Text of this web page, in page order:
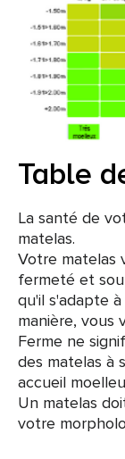
Table
La santé de
matelas.
Votre matelas
fermeté et
qu'il s'adapte
manière, vous
Ferme ne
des matelas à
accueil
Un matelas
votre